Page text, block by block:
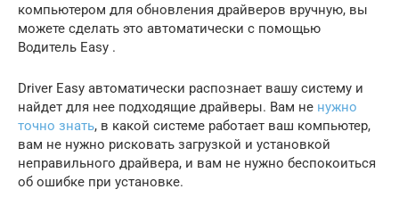
компьютером для обновления драйверов вручную, вы
можете сделать это автоматически с помощью
Водитель Easy .
Driver Easy автоматически распознает вашу систему и
найдет для нее подходящие драйверы. Вам не нужно
точно знать, в какой системе работает ваш компьютер,
вам не нужно рисковать загрузкой и установкой
неправильного драйвера, и вам не нужно беспокоиться
об ошибке при установке.